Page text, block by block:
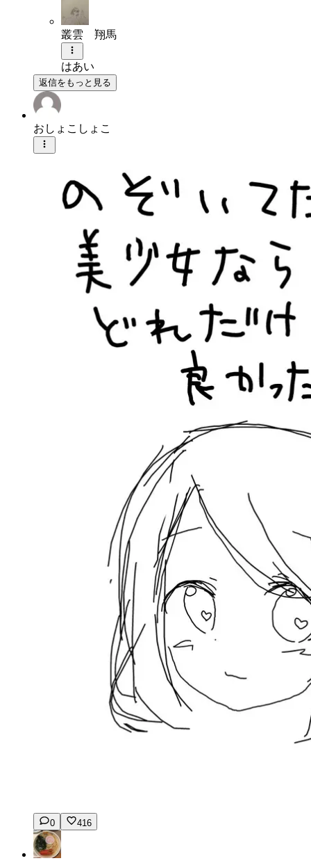
叢雲 翔馬
はあい
返信をもっと見る
おしょこしょこ
0 416